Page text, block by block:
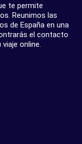
te permite
Reunimos las
de España en una
el contacto
online.